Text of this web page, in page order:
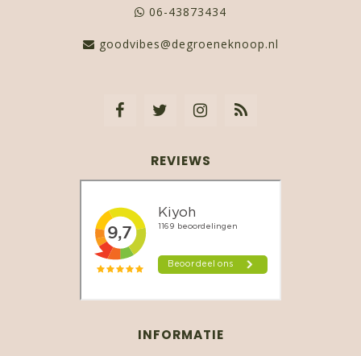
06-43873434
goodvibes@degroeneknoop.nl
REVIEWS
INFORMATIE